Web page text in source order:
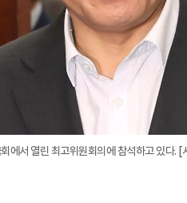
에서 열린 최고위원회의에 참석하고 있다. [